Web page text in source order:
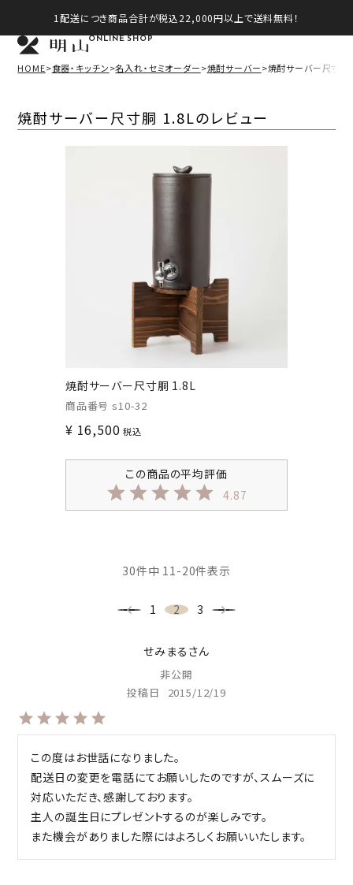
1配送につき商品合計が税込22,000円以上で送料無料！
ONLINE SHOP
HOME 食器・キッチン 名入れ・セミオーダー 焼酎サーバー 焼酎サーバー尺寸胴
焼酎サーバー尺寸胴 1.8Lのレビュー
焼酎サーバー尺寸胴 1.8L
商品番号 s10-32
¥ 16,500 税込
4.87
30件中 11-20件表示
1 2 3
せみまる
非公開
投稿日
2015/12/19
この度はお世話になりました。
配送日の変更を電話にてお願いしたのですが、スムーズに
対応いただき、感謝しております。
主人の誕生日にプレゼントするのが楽しみです。
また機会がありました際にはよろしくお願いいたします。